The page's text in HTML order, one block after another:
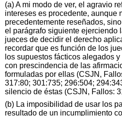
(a) A mi modo de ver, el agravio
intereses es procedente, aunque
precedentemente reseñados,
el parágrafo siguiente ejerciendo
jueces de decidir el derecho
recordar que es función de los
los supuestos fácticos alegados
con prescindencia de las
formuladas por ellas (CSJN,
317:80; 301:735; 296:504;
silencio de éstas (CSJN, Fallos:
(b) La imposibilidad de usar los
resultado de un incumplimiento